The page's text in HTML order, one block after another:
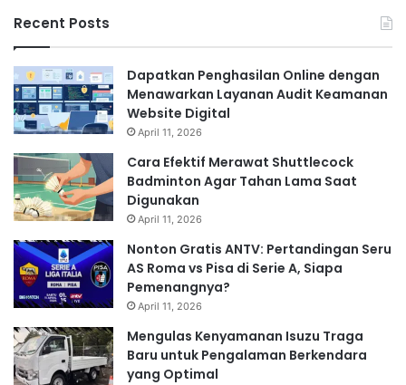
Recent Posts
Dapatkan Penghasilan Online dengan
Menawarkan Layanan Audit Keamanan
Website Digital
April 11, 2026
Cara Efektif Merawat Shuttlecock
Badminton Agar Tahan Lama Saat
Digunakan
April 11, 2026
Nonton Gratis ANTV: Pertandingan Seru
AS Roma vs Pisa di Serie A, Siapa
Pemenangnya?
April 11, 2026
Mengulas Kenyamanan Isuzu Traga
Baru untuk Pengalaman Berkendara
yang Optimal